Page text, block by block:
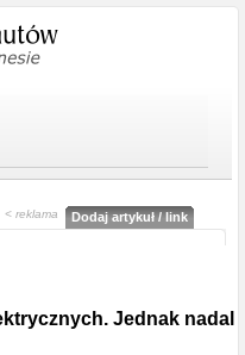
< reklama Dodaj artykuł / link
Jednak nadal